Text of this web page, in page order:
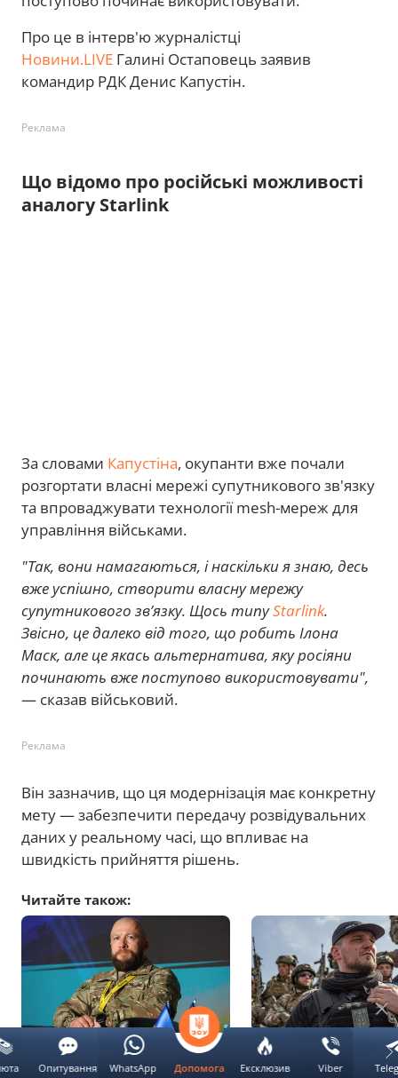
Про це в інтерв'ю журналістці
Новини.LIVE Галині Остаповець заявив
командир РДК Денис Капустін.
Реклама
Що відомо про російські можливості
аналогу Starlink
За словами Капустіна, окупанти вже почали
розгортати власні мережі супутникового зв'язку
та впроваджувати технології mesh-мереж для
управління військами.
"Так, вони намагаються, і наскільки я знаю, десь
вже успішно, створити власну мережу
супутникового зв’язку. Щось типуStarlink.
Звісно, це далеко від того, що робить Ілона
Маск, але це якась альтернатива, яку росіяни
починають вже поступово використовувати",
— сказав військовий.
Реклама
Він зазначив, що ця модернізація має конкретну
мету — забезпечити передачу розвідувальних
даних у реальному часі, що впливає на
швидкість прийняття рішень.
Читайте також:
Жорін: восени РФ
зосередиться на
Командир РДК
відкриття нового
Допомога Ексклюзив Viber
Опитування WhatsApp